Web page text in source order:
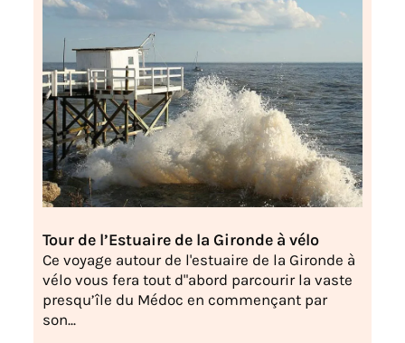
Tour de l’Estuaire de la Gironde à vélo
Ce voyage autour de l'estuaire de la Gironde à
vélo vous fera tout d"abord parcourir la vaste
presqu’île du Médoc en commençant par
son...